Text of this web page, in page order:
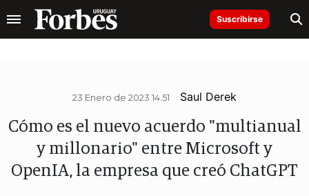
Suscribirse
23 Enero de 2023 14.51 Saul Derek
Cómo es el nuevo acuerdo "multianual
y millonario" entre Microsoft y
OpenIA, la empresa que creó ChatGPT